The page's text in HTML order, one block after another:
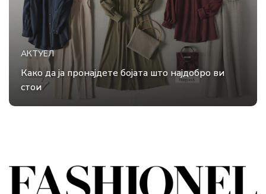
АКТУЕЛ
Како да ја пронајдете бојата што најдобро ви
стои